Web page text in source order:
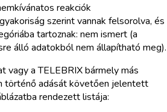
reakciók
szerint vannak felsorolva, és
tartoznak: nem ismert (a
álló adatokból nem állapítható meg).
vagy a TELEBRIX bármely más
történő adását követően jelentett
rendezett listája: